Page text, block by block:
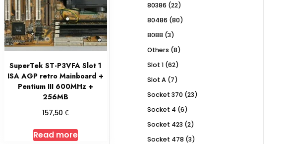
SuperTek ST-P3VFA Slot 1
ISA AGP retro Mainboard +
Pentium III 600MHz +
256MB
157,50€
Read more
80386 2222
80486 8080
8088 33
Others 88
Slot 1 6262
Slot A 77
Socket 370 2323
Socket 4 66
Socket 423 22
Socket 478 33